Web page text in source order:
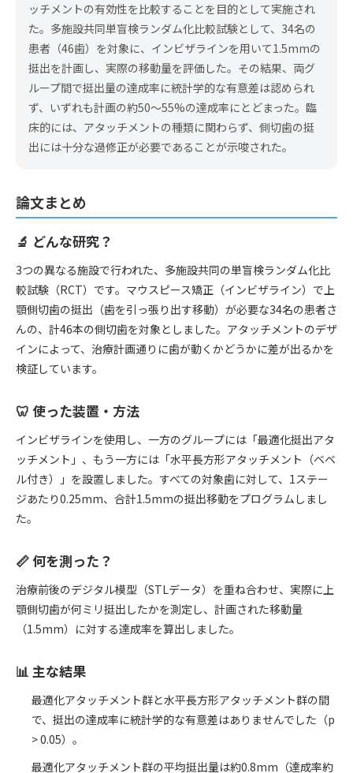
ッチメントの有効性を比較することを目的として実施され
た。多施設共同単盲検ランダム化比較試験として、34名の
患者（46歯）を対象に、インビザラインを用いて1.5mmの
挺出を計画し、実際の移動量を評価した。その結果、両グ
ループ間で挺出量の達成率に統計学的な有意差は認められ
ず、いずれも計画の約50〜55%の達成率にとどまった。臨
床的には、アタッチメントの種類に関わらず、側切歯の挺
出には十分な過修正が必要であることが示唆された。
論文まとめ
🔬 どんな研究？
3つの異なる施設で行われた、多施設共同の単盲検ランダム化比
較試験（RCT）です。マウスピース矯正（インビザライン）で上
顎側切歯の挺出（歯を引っ張り出す移動）が必要な34名の患者さ
んの、計46本の側切歯を対象としました。アタッチメントのデザ
インによって、治療計画通りに歯が動くかどうかに差が出るかを
検証しています。
🦷 使った装置・方法
インビザラインを使用し、一方のグループには「最適化挺出アタ
ッチメント」、もう一方には「水平長方形アタッチメント（ベベ
ル付き）」を設置しました。すべての対象歯に対して、1ステー
ジあたり0.25mm、合計1.5mmの挺出移動をプログラムしまし
た。
📏 何を測った？
治療前後のデジタル模型（STLデータ）を重ね合わせ、実際に上
顎側切歯が何ミリ挺出したかを測定し、計画された移動量
（1.5mm）に対する達成率を算出しました。
📊 主な結果
最適化アタッチメント群と水平長方形アタッチメント群の間
で、挺出の達成率に統計学的な有意差はありませんでした（p
> 0.05）。
最適化アタッチメント群の平均挺出量は約0.8mm（達成率約